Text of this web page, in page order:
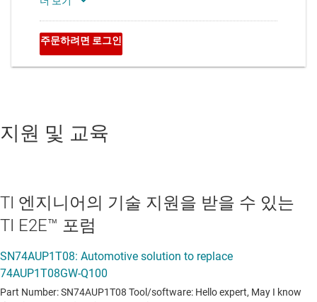
지원 및 교육
TI 엔지니어의 기술 지원을 받을 수 있는
TI E2E™ 포럼